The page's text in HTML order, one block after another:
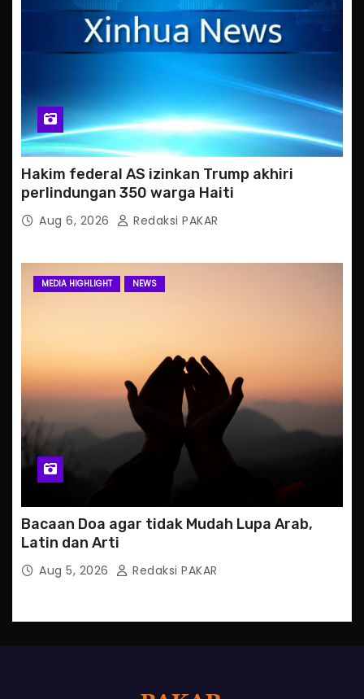
Hakim federal AS izinkan Trump akhiri
perlindungan 350 warga Haiti
Aug 6, 2026 Redaksi PAKAR
MEDIA HIGHLIGHT NEWS
Bacaan Doa agar tidak Mudah Lupa Arab,
Latin dan Arti
Aug 5, 2026 Redaksi PAKAR